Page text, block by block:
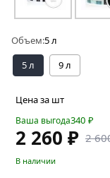
Объем:5 л
5 л
9 л
Цена за шт
Ваша выгода340 ₽
2 260 ₽ 2
В наличии